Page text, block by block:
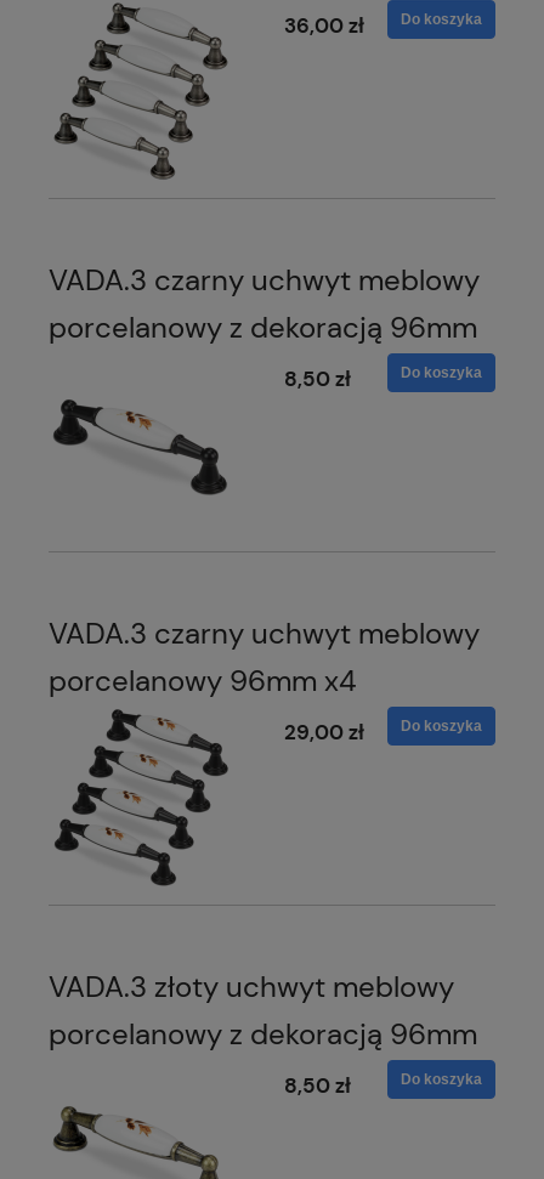
36,00 zł Do koszyka
VADA.3 czarny uchwyt meblowy
porcelanowy z dekoracją 96mm
8,50 zł Do koszyka
VADA.3 czarny uchwyt meblowy
porcelanowy 96mm x4
29,00 zł Do koszyka
VADA.3 złoty uchwyt meblowy
porcelanowy z dekoracją 96mm
8,50 zł Do koszyka